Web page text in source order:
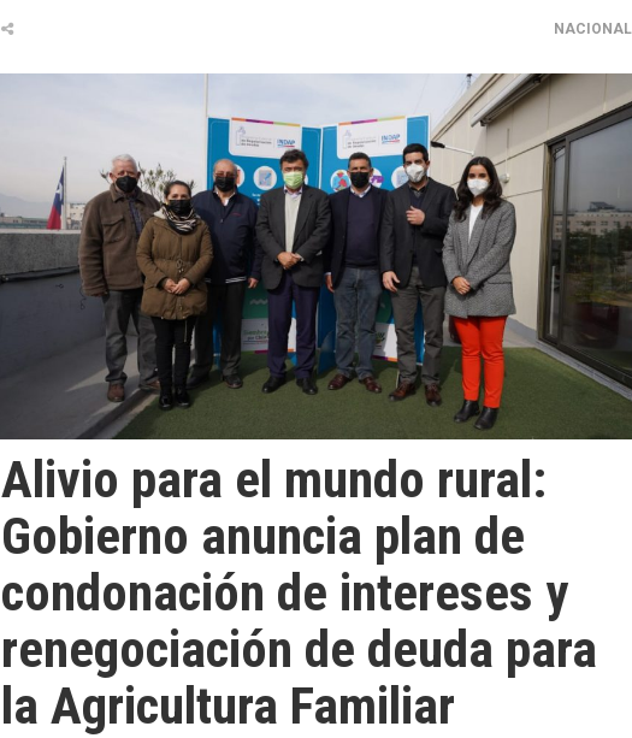
NACIONAL
Alivio para el mundo rural:
Gobierno anuncia plan de
condonación de intereses y
renegociación de deuda para
la Agricultura Familiar